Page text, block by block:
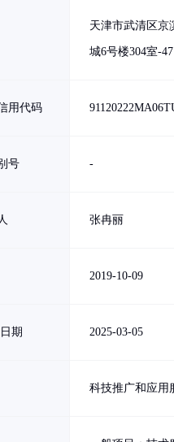
天津市武清区京
城6号楼304室-47
用代码
号 -
张冉丽
2019-10-09
期 2025-03-05
科技推广和应用